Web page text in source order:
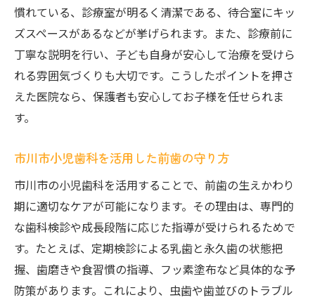
慣れている、診療室が明るく清潔である、待合室にキッ
ズスペースがあるなどが挙げられます。また、診療前に
丁寧な説明を行い、子ども自身が安心して治療を受けら
れる雰囲気づくりも大切です。こうしたポイントを押さ
えた医院なら、保護者も安心してお子様を任せられま
す。
市川市小児歯科を活用した前歯の守り方
市川市の小児歯科を活用することで、前歯の生えかわり
期に適切なケアが可能になります。その理由は、専門的
な歯科検診や成長段階に応じた指導が受けられるためで
す。たとえば、定期検診による乳歯と永久歯の状態把
握、歯磨きや食習慣の指導、フッ素塗布など具体的な予
防策があります。これにより、虫歯や歯並びのトラブル